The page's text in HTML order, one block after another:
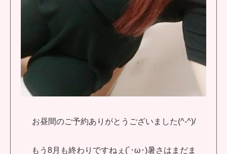
お昼間のご予約ありがとうございました(^-^)/
もう8月も終わりですねぇ(´･ω･)暑さはまだま